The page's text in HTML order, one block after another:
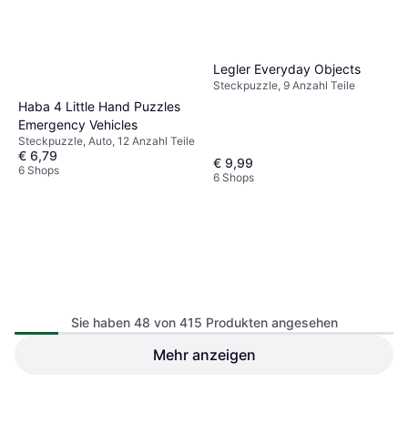
Haba 4 Little Hand Puzzles
Emergency Vehicles
Steckpuzzle, Auto, 12 Anzahl Teile
€ 6,79
6 Shops
Legler Everyday Objects
Steckpuzzle, 9 Anzahl Teile
€ 9,99
6 Shops
Small Foot Country Life 9
Sie haben 48 von 415 Produkten angesehen
Mehr anzeigen